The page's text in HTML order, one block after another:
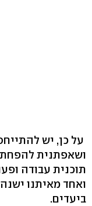
על כן, יש
ושאפתנית
תוכנית עבודה
ואחד מאיתנו
ביעדים.